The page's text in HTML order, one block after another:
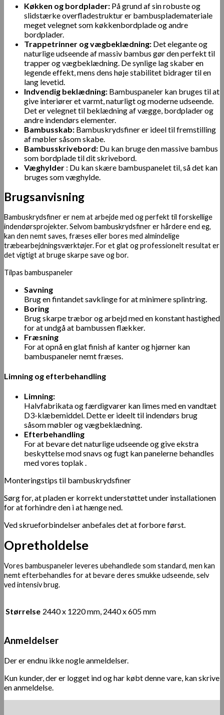
Køkken og bordplader: På grund af sin robuste og
slidstærke overfladestruktur er bambusplademateriale
meget velegnet som køkkenbordplade og andre
bordplader.
Trappetrinner og vægbeklædning: Det elegante og
naturlige udseende af massiv bambus gør den perfekt til
trapper og vægbeklædning. De synlige lag skaber en
legende effekt, mens dens høje stabilitet bidrager til en
lang levetid.
Indvendig beklædning: Bambuspaneler kan bruges til at
give interiører et varmt, naturligt og moderne udseende.
Det er velegnet til beklædning af vægge, bordplader og
andre indendørs elementer.
Bambusskab: Bambuskrydsfiner er ideel til fremstilling
af møbler såsom skabe.
Bambusskrivebord: Du kan bruge den massive bambus
som bordplade til dit skrivebord.
Væghylder : Du kan skære bambuspanelet til, så det kan
bruges som væghylde.
Brugsanvisning
Bambuskrydsfiner er nem at arbejde med og perfekt til forskellige
indendørsprojekter. Selvom bambuskrydsfiner er hårdere end eg,
kan den nemt saves, fræses eller bores med almindelige
træbearbejdningsværktøjer. For et glat og professionelt resultat er
det vigtigt at bruge skarpe save og bor.
Tilpas bambuspaneler
Savning
Brug en fintandet savklinge for at minimere splintring.
Boring
Brug skarpe træbor og arbejd med en konstant hastighed
for at undgå at bambussen flækker.
Fræsning
For at opnå en glat finish af kanter og hjørner kan
bambuspaneler nemt fræses.
Limning og efterbehandling
Limning:
Halvfabrikata og færdigvarer kan limes med en vandtæt
D3-klæbemiddel. Dette er ideelt til indendørs brug
såsom møbler og vægbeklædning.
Efterbehandling
For at bevare det naturlige udseende og give ekstra
beskyttelse mod snavs og fugt kan panelerne behandles
med vores toplak .
Monteringstips til bambuskrydsfiner
Sørg for, at pladen er korrekt understøttet under installationen
for at forhindre den i at hænge ned.
Ved skrueforbindelser anbefales det at forbore først.
Opretholdelse
Vores bambuspaneler leveres ubehandlede som standard, men kan
nemt efterbehandles for at bevare deres smukke udseende, selv
ved intensiv brug.
Størrelse 2440 x 1220 mm, 2440 x 605 mm
Anmeldelser
Der er endnu ikke nogle anmeldelser.
Kun kunder, der er logget ind og har købt denne vare, kan skrive
en anmeldelse.